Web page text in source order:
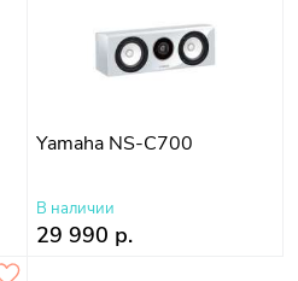
Yamaha NS-C700
В наличии
29 990 р.